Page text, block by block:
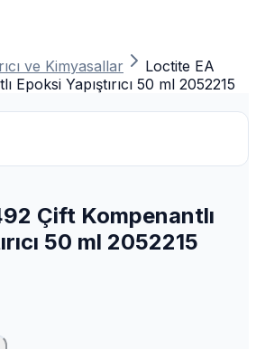
ve Kimyasallar
Loctite EA
Epoksi Yapıştırıcı 50 ml 2052215
Çift Kompenantlı
50 ml 2052215